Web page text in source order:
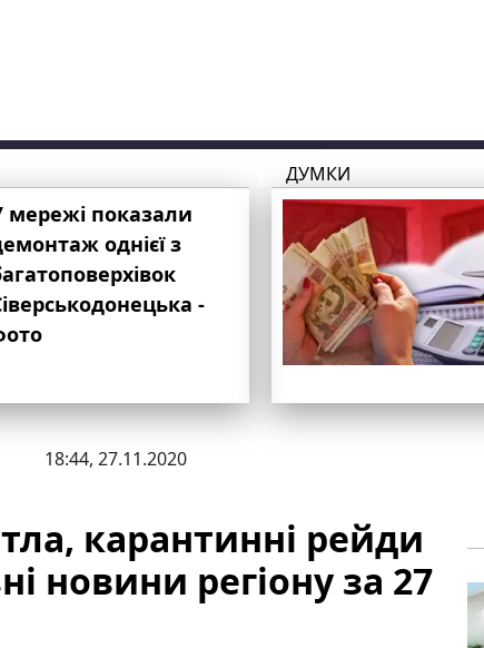
мережі показали
однієї з
-
ДУМКИ
18:44, 27.11.2020
карантинні рейди
новини регіону за 27